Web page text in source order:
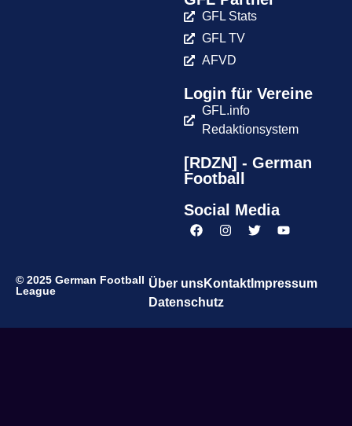
GFL Stats
GFL TV
AFVD
Login für Vereine
GFL.info
Redaktionsystem
[RDZN] - German
Football
Social Media
© 2025 German Football
League
Über unsKontaktImpressum
Datenschutz